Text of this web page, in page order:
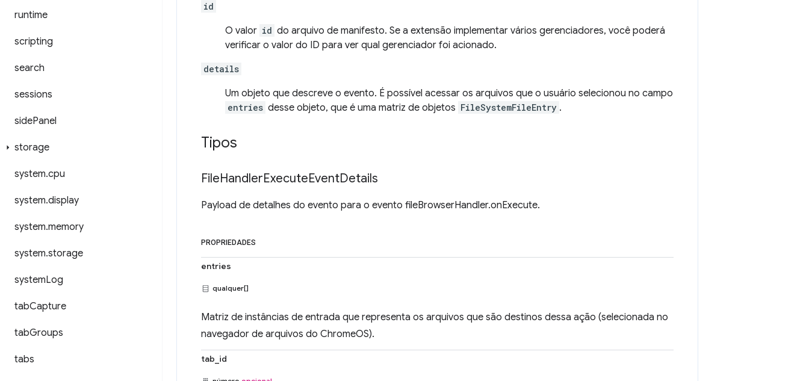
runtime
scripting
search
sessions
sidePanel
storage
system.cpu
system.display
system.memory
system.storage
systemLog
tabCapture
tabGroups
tabs
id
O valor id do arquivo de manifesto. Se a extensão implementar vários gerenciadores, você poderá
verificar o valor do ID para ver qual gerenciador foi acionado.
details
Um objeto que descreve o evento. É possível acessar os arquivos que o usuário selecionou no campo
entries desse objeto, que é uma matriz de objetos FileSystemFileEntry .
Tipos
FileHandlerExecuteEventDetails
Payload de detalhes do evento para o evento fileBrowserHandler.onExecute.
PROPRIEDADES
entries
qualquer[]
Matriz de instâncias de entrada que representa os arquivos que são destinos dessa ação (selecionada no
navegador de arquivos do ChromeOS).
tab_id